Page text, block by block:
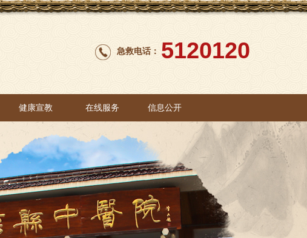
急救电话： 5120120
健康宣教
健康宣教
在线服务
在线服务
信息公开